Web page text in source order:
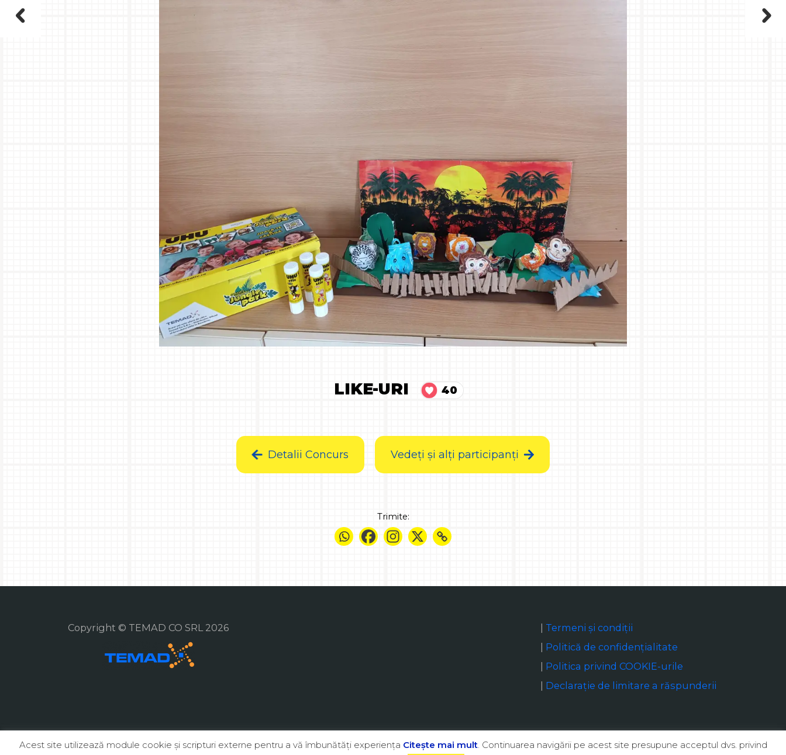
LIKE-URI 40
Detalii Concurs Vedeți și alți participanți
Trimite:
Copyright © TEMAD CO SRL 2026
Termeni și condiții
Politică de confidențialitate
Politica privind COOKIE-urile
Declaraţie de limitare a răspunderii
Acest site utilizează module cookie şi scripturi externe pentru a vă îmbunătăţi experienţa Citeşte mai mult. Continuarea navigării pe acest site presupune acceptul dvs. privind